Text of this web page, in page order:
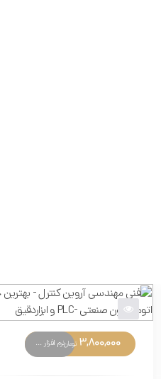
3,800,000 تومان نرم افزار های تخصصی